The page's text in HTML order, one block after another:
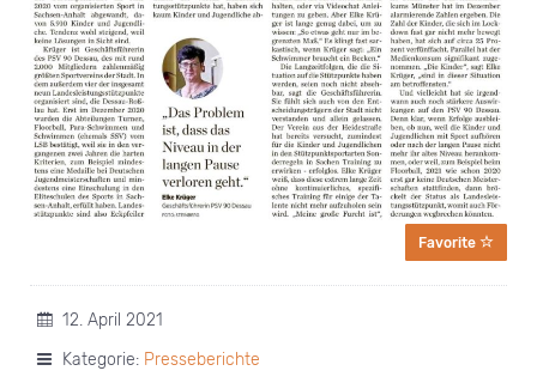
Favorite
12. April 2021
Kategorie: Presseberichte